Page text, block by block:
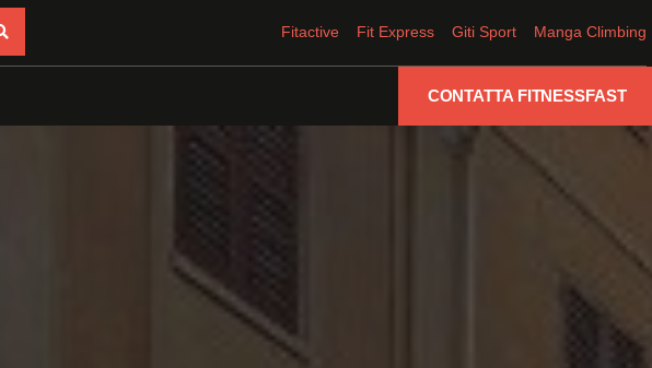
Fitactive Fit Express Giti Sport Manga Climbing
CONTATTA FITNESSFAST